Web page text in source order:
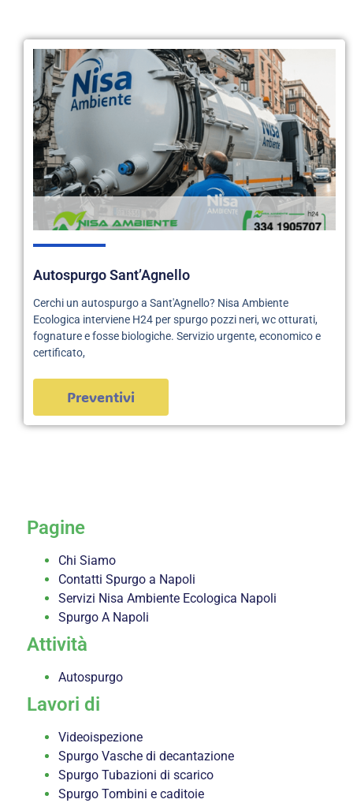
Autospurgo Sant’Agnello
Cerchi un autospurgo a Sant'Agnello? Nisa Ambiente
Ecologica interviene H24 per spurgo pozzi neri, wc otturati,
fognature e fosse biologiche. Servizio urgente, economico e
certificato,
Preventivi
Pagine
Chi Siamo
Contatti Spurgo a Napoli
Servizi Nisa Ambiente Ecologica Napoli
Spurgo A Napoli
Attività
Autospurgo
Lavori di
Videoispezione
Spurgo Vasche di decantazione
Spurgo Tubazioni di scarico
Spurgo Tombini e caditoie